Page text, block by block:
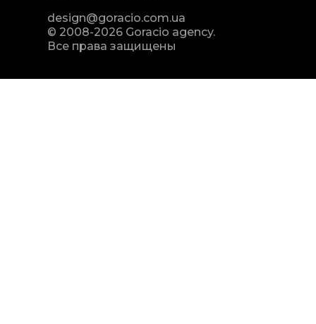
© 2008-2026 Goracio agency.
Все права защищены
design@goracio.com.ua